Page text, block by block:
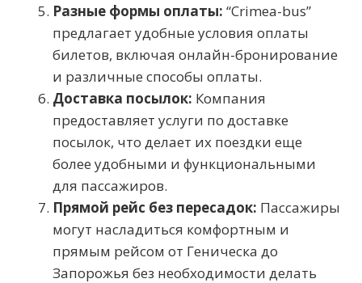
Разные формы оплаты: “Crimea-bus”
предлагает удобные условия оплаты
билетов, включая онлайн-бронирование
и различные способы оплаты.
Доставка посылок: Компания
предоставляет услуги по доставке
посылок, что делает их поездки еще
более удобными и функциональными
для пассажиров.
Прямой рейс без пересадок: Пассажиры
могут насладиться комфортным и
прямым рейсом от Геническа до
Запорожья без необходимости делать